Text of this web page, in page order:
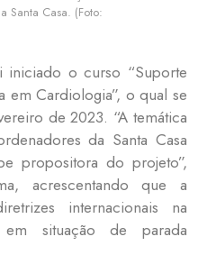
Santa Casa. (Foto:
o curso “Suporte
em Cardiologia”, o qual se
de 2023. “A temática
da Santa Casa
propositora do projeto”,
acrescentando que a
internacionais na
em situação de parada